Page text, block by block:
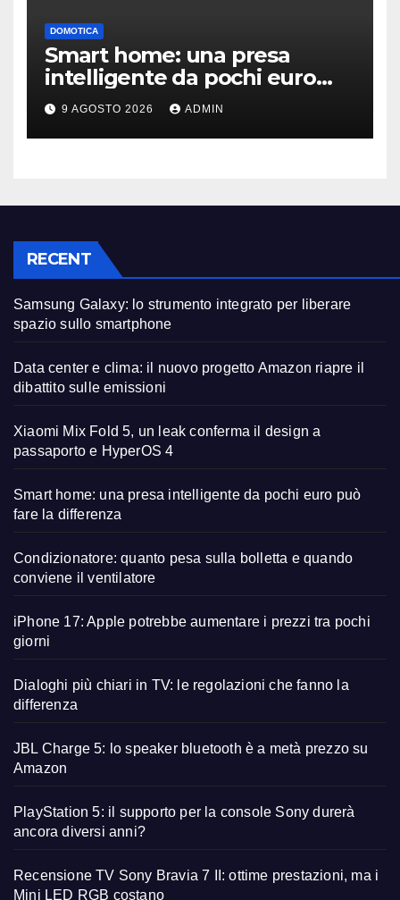
DOMOTICA
Smart home: una presa
intelligente da pochi euro
può fare la differenza
9 AGOSTO 2026 ADMIN
RECENT
Samsung Galaxy: lo strumento integrato per liberare
spazio sullo smartphone
Data center e clima: il nuovo progetto Amazon riapre il
dibattito sulle emissioni
Xiaomi Mix Fold 5, un leak conferma il design a
passaporto e HyperOS 4
Smart home: una presa intelligente da pochi euro può
fare la differenza
Condizionatore: quanto pesa sulla bolletta e quando
conviene il ventilatore
iPhone 17: Apple potrebbe aumentare i prezzi tra pochi
giorni
Dialoghi più chiari in TV: le regolazioni che fanno la
differenza
JBL Charge 5: lo speaker bluetooth è a metà prezzo su
Amazon
PlayStation 5: il supporto per la console Sony durerà
ancora diversi anni?
Recensione TV Sony Bravia 7 II: ottime prestazioni, ma i
Mini LED RGB costano